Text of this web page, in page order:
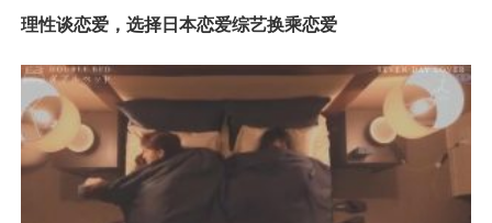
理性谈恋爱，选择日本恋爱综艺换乘恋爱